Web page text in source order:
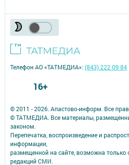
© 2011 - 2026. Апастово-информ. Все
© ТАТМЕДИА. Все материалы,
законом.
Перепечатка, воспроизведение и
информации,
размещенной на сайте, возможна только
редакций СМИ.
Телефон АО «ТАТМЕДИА»:(843) 222 09 84
16+